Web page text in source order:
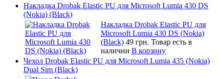
Накладка Drobak Elastic PU для Microsoft Lumia 430 DS
(Nokia) (Black)
Накладка Drobak Elastic PU для
Microsoft Lumia 430 DS (Nokia)
(Black) 49 грн. Товар есть в
наличии В корзину
Чехол Drobak Elastic PU для Microsoft Lumia 435 (Nokia)
Dual Sim (Black)